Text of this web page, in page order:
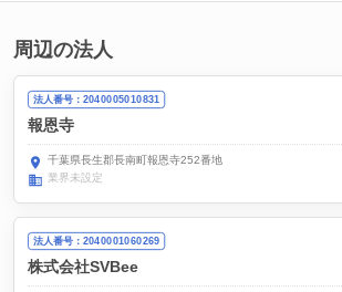
周辺の法人
法人番号：2040005010831
報恩寺
千葉県長生郡長南町報恩寺252番地
業界未設定
法人番号：2040001060269
株式会社SVBee